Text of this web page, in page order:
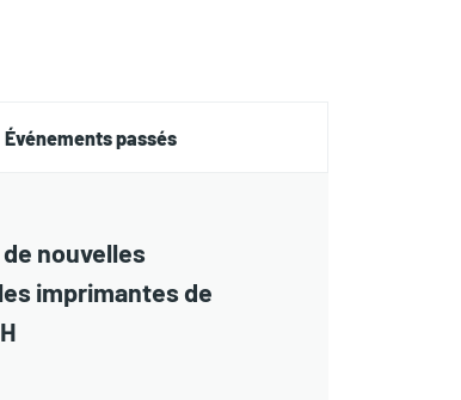
Événements passés
nouvelles
imprimantes de